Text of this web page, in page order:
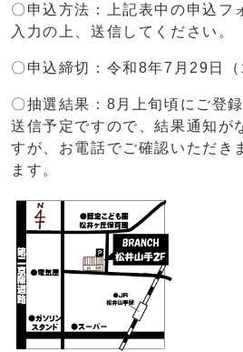
〇申込方法：上記表中の申込フ
入力の上、送信してください。
〇申込締切：令和8年7月29日（
〇抽選結果：8月上旬頃にご登
送信予定ですので、結果通知が
すが、お電話でご確認いただき
ます。